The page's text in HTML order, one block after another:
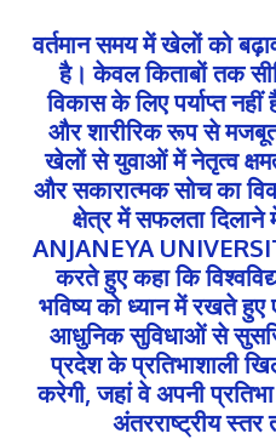
वर्तमान समय में खेलों को
है। केवल किताबों तक
विकास के लिए पर्याप्त
और शारीरिक रूप से
खेलों से युवाओं में नेतृत्व
और सकारात्मक सोच का
क्षेत्र में सफलता
ANJANEYA
करते हुए कहा कि
भविष्य को ध्यान में रखते हुए
आधुनिक सुविधाओं से
प्रदेश के प्रतिभाशाली
करेगी, जहां वे अपनी
अंतरराष्ट्रीय